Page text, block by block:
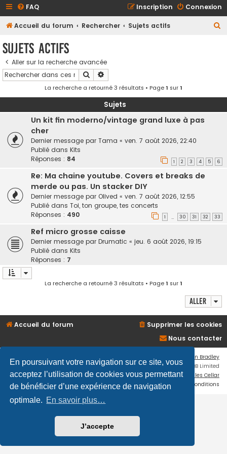
En poursuivant votre navigation sur ce site, vous
acceptez l’utilisation de cookies vous permettant
de bénéficier d’une expérience de navigation
optimale. En savoir plus…
J’accepte
FAQ Connexion
Inscription
Accueil du forum Rechercher Sujets actifs
Sujets actifs
Aller sur la recherche avancée
Rechercher
La recherche a retourné 3 résultats • Page1 sur1
Sujets
Un kit fin moderno/vintage grand luxe à pas
cher
Dernier message par Tama « ven. 7 août 2026, 22:40
Publié dans Kits
Réponses : 84 1 2 3 4 5 6
Re: Ma chaine youtube. Covers et breaks de
merde ou pas. Un stacker DIY
Dernier message par Olived « ven. 7 août 2026, 12:55
Publié dans Toi, ton groupe, tes concerts
Réponses : 490 1 … 30 31 32 33
Ref micro grosse caisse
Dernier message par Drumatic « jeu. 6 août 2026, 19:15
Publié dans Kits
Réponses : 7
La recherche a retourné 3 résultats • Page1 sur1
Aller
Accueil du forum
Supprimer les cookies
Nous contacter
Ian Bradley
Développé parphpBB® Forum Software © phpBB Limited
Traduction française officielle©
Miles Cellar
Confidentialité
Conditions